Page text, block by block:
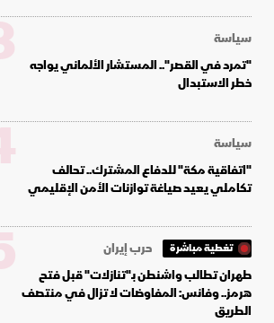
سياسة
"تمرد في القصر".. المستشار الألماني يواجه
خطر الاستبدال
سياسة
"اتفاقية مكة" للدفاع المشترك.. تحالف
تكاملي يعيد صياغة توازنات الأمن الإقليمي
تغطية مباشرة
حرب إيران
طهران تطالب واشنطن بـ"تنازلات" قبل فتح
هرمز.. وفانس: المفاوضات لا تزال في منتصف
الطريق